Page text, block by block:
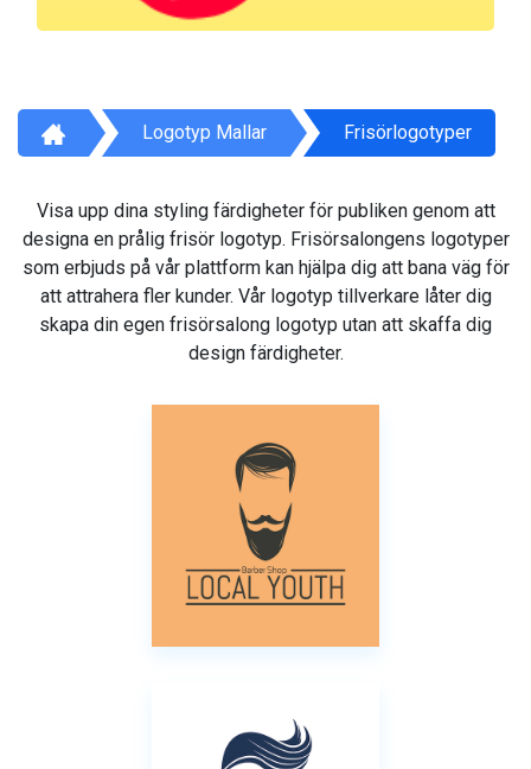
Logotyp Mallar Frisörlogotyper
Visa upp dina styling färdigheter för publiken genom att
designa en prålig frisör logotyp. Frisörsalongens logotyper
som erbjuds på vår plattform kan hjälpa dig att bana väg för
att attrahera fler kunder. Vår logotyp tillverkare låter dig
skapa din egen frisörsalong logotyp utan att skaffa dig
design färdigheter.